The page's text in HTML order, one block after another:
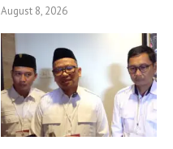
August 8, 2026